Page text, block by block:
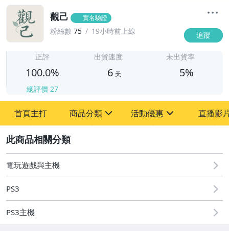
觀己 實名驗證
粉絲數 75 19小時前上線 追蹤
正評
100.0%
總評價 27
出貨速度
6 天
未出貨率
5%
首頁主打 商品分類
圖書/影音/文具
古董、藝術與礦石
電玩遊戲與主機
活動優惠
[全店] 粉絲專享
[全店] 週年慶
直播影
電玩遊戲與主機
PS3
PS3主機